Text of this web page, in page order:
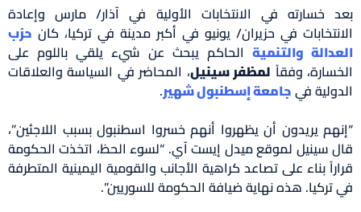
بعد خسارته في الانتخابات الأولية في آذار/ مارس وإعادة
الانتخابات في حزيران/ يونيو في أكبر مدينة في تركيا، كان حزب
العدالة والتنمية الحاكم يبحث عن شيء يلقي باللوم على
الخسارة، وفقاً لمظفر سينيل، المحاضر في السياسة والعلاقات
الدولية فيجامعة إسطنبول شهير.
“إنهم يريدون أن يظهروا أنهم خسروا اسطنبول بسبب اللاجئين”،
قال سينيل لموقع ميدل إيست آي. “لسوء الحظ، اتخذت الحكومة
قراراً بناء على تصاعد كراهية الأجانب والقومية اليمينية المتطرفة
في تركيا. هذه نهاية ضيافة الحكومة للسوريين”.